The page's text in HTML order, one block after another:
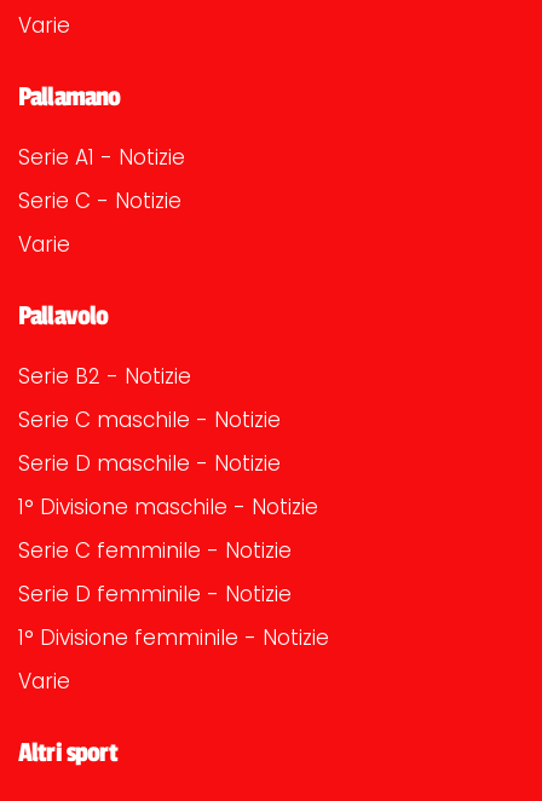
Varie
Pallamano
Serie A1 - Notizie
Serie C - Notizie
Varie
Pallavolo
Serie B2 - Notizie
Serie C maschile - Notizie
Serie D maschile - Notizie
1° Divisione maschile - Notizie
Serie C femminile - Notizie
Serie D femminile - Notizie
1° Divisione femminile - Notizie
Varie
Altri sport